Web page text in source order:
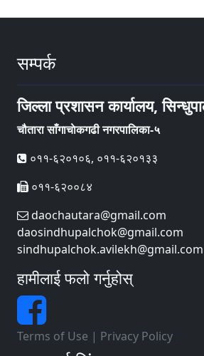
सम्पर्क
जिल्ला प्रशासन कार्यालय,
चौतारा साँगाचाेकगढी नगरपालिका-५
०११-६२०१०६, ०११-६२०१३३
०११-६२००८४
daochautara@gmail.com
daosindhupalchok@gmail.com
sindhupalchok.avilekh@gmail.com
हामीलाई फलो गर्नुहोस्
Terms of Use | Privacy Policy